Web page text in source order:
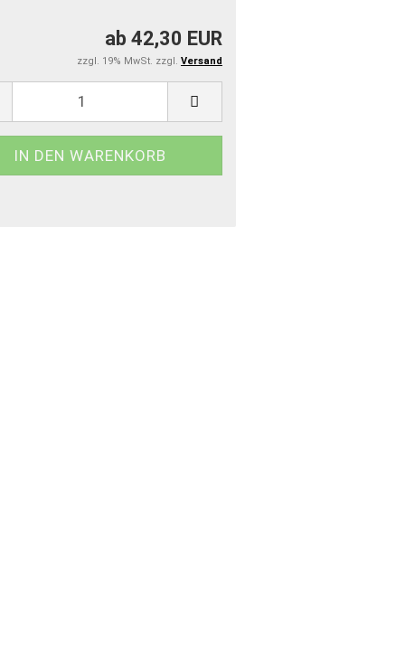
ab 42,30 EUR
zzgl. 19% MwSt. zzgl. Versand